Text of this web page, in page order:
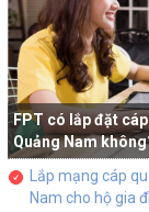
FPT có lắp đặt
Quảng Nam
Lắp mạng cáp
Nam cho hộ gia